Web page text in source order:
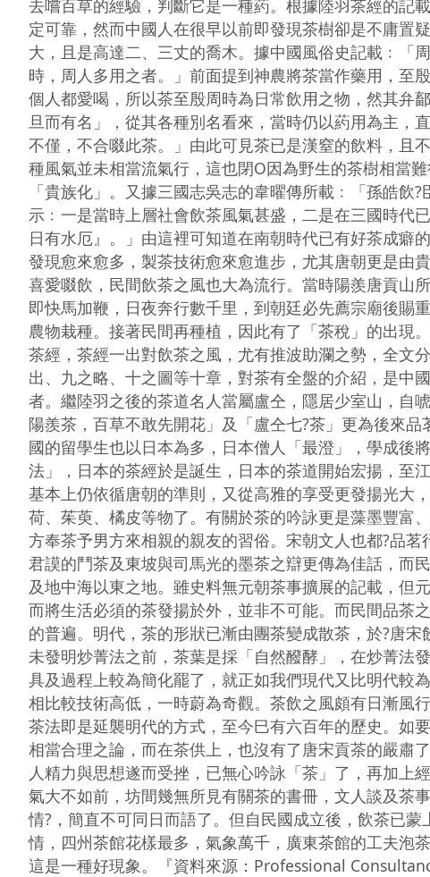
去嚐百草的經驗，判斷它是一種葯。根據陸羽茶經的記
定可靠，然而中國人在很早以前即發現茶樹卻是不庸置
大，且是高達二、三丈的喬木。據中國風俗史記載﹕「
時，周人多用之者。」前面提到神農將茶當作藥用，至
個人都愛喝，所以茶至殷周時為日常飲用之物，然其弁
旦而有名」，從其各種別名看來，當時仍以葯用為主，
不僅，不合啜此茶。」由此可見茶已是漢窒的飲料，且
種風氣並未相當流氣行，這也閉O因為野生的茶樹相當
「貴族化」。又據三國志吳志的韋曜傳所載﹕「孫皓
示﹕一是當時上層社會飲茶風氣甚盛，二是在三國時代
日有水厄』。」由這裡可知道在南朝時代已有好茶成癖
發現愈來愈多，製茶技術愈來愈進步，尤其唐朝更是由
喜愛啜飲，民間飲茶之風也大為流行。當時陽羨唐貢山
即快馬加鞭，日夜奔行數千里，到朝廷必先薦宗廟後賜
農物栽種。接著民間再種植，因此有了「茶稅」的出現
茶經，茶經一出對飲茶之風，尤有推波助瀾之勢，全文
出、九之略、十之圖等十章，對茶有全盤的介紹，是中
者。繼陸羽之後的茶道名人當屬盧仝，隱居少室山，自
陽羨茶，百草不敢先開花」及「盧仝七?茶」更為後來
國的留學生也以日本為多，日本僧人「最澄」，學成後
法」，日本的茶經於是誕生，日本的茶道開始宏揚，至
基本上仍依循唐朝的準則，又從高雅的享受更發揚光大
荷、茱萸、橘皮等物了。有關於茶的吟詠更是藻墨豐富
方奉茶予男方來相親的親友的習俗。宋朝文人也都?品
君謨的鬥茶及東坡與司馬光的墨茶之辯更傳為佳話，而
及地中海以東之地。雖史料無元朝茶事擴展的記載，但
而將生活必須的茶發揚於外，並非不可能。而民間品茶
的普遍。明代，茶的形狀已漸由團茶變成散茶，於?唐
未發明炒菁法之前，茶葉是採「自然醱酵」，在炒菁法
具及過程上較為簡化罷了，就正如我們現代又比明代較
相比較技術高低，一時蔚為奇觀。茶飲之風頗有日漸風
茶法即是延襲明代的方式，至今巳有六百年的歷史。如
相當合理之論，而在茶供上，也沒有了唐宋貢茶的嚴肅
人精力與思想遂而受挫，已無心吟詠「茶」了，再加上
氣大不如前，坊間幾無所見有關茶的書冊，文人談及茶
情?，簡直不可同日而語了。但自民國成立後，飲茶已
情，四州茶館花樣最多，氣象萬千，廣東茶館的工夫泡
這是一種好現象。『資料來源：Professional